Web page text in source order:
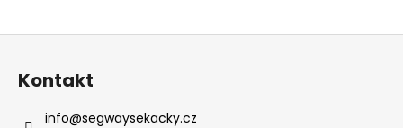
Z
Kontakt
info@segwaysekacky.cz